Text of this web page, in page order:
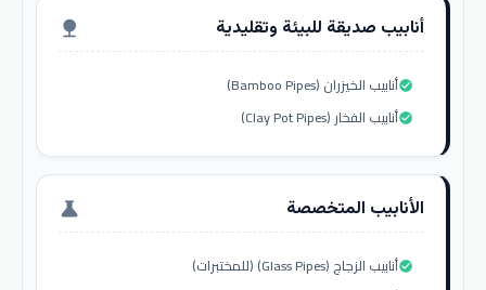
أنابيب صديقة للبيئة وتقليدية nature
أنابيب الخيزران (Bamboo Pipes)check_circle
أنابيب الفخار (Clay Pot Pipes)check_circle
الأنابيب المتخصصة science
أنابيب الزجاج (Glass Pipes) (للمختبرات)check_circle